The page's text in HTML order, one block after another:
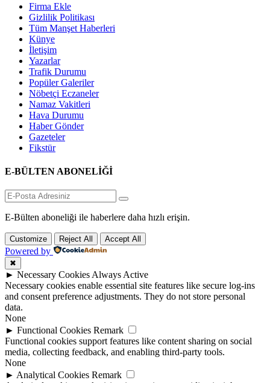
Firma Ekle
Gizlilik Politikası
Tüm Manşet Haberleri
Künye
İletişim
Yazarlar
Trafik Durumu
Popüler Galeriler
Nöbetçi Eczaneler
Namaz Vakitleri
Hava Durumu
Haber Gönder
Gazeteler
Fikstür
E-BÜLTEN ABONELİĞİ
E-Bülten aboneliği ile haberlere daha hızlı erişin.
Customize Reject All Accept All
Powered by
✖
► Necessary CookiesAlways Active
Necessary cookies enable essential site features like secure log-ins
and consent preference adjustments. They do not store personal
data.
None
► Functional Cookies Remark
Functional cookies support features like content sharing on social
media, collecting feedback, and enabling third-party tools.
None
► Analytical Cookies Remark